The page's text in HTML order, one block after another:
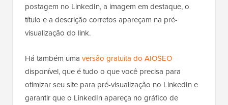
postagem no LinkedIn, a imagem em destaque, o
título e a descrição corretos apareçam na pré-
visualização do link.
Há também uma versão gratuita do AIOSEO
disponível, que é tudo o que você precisa para
otimizar seu site para pré-visualização no LinkedIn e
garantir que o LinkedIn apareça no gráfico de